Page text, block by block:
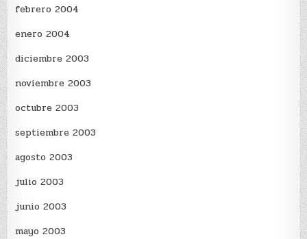
febrero 2004
enero 2004
diciembre 2003
noviembre 2003
octubre 2003
septiembre 2003
agosto 2003
julio 2003
junio 2003
mayo 2003